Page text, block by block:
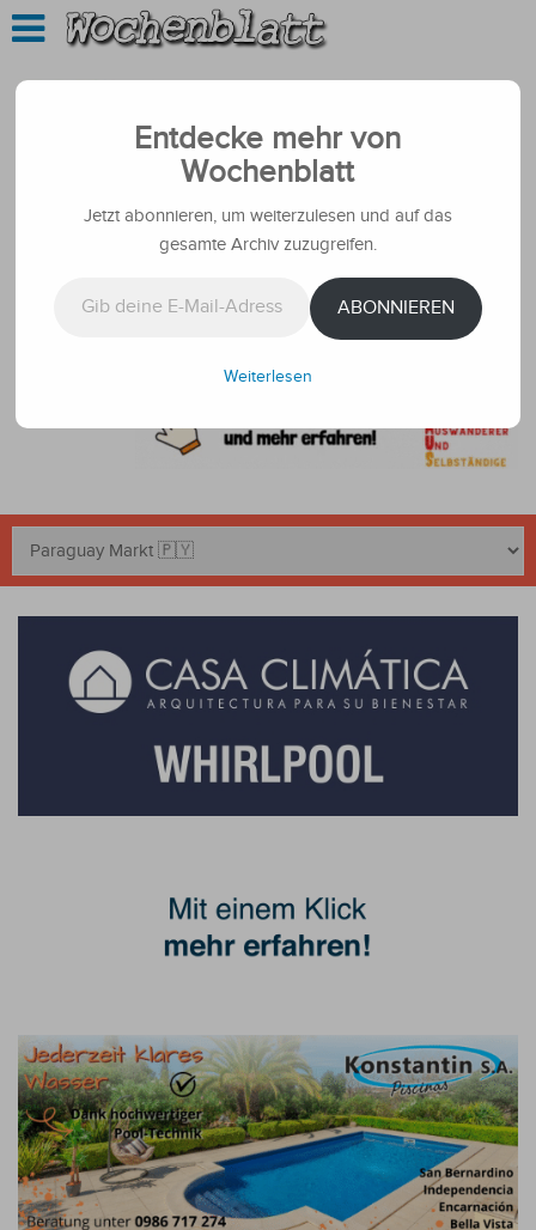
Entdecke mehr von
Wochenblatt
Jetzt abonnieren, um weiterzulesen und auf das
gesamte Archiv zuzugreifen.
ABONNIEREN
Weiterlesen